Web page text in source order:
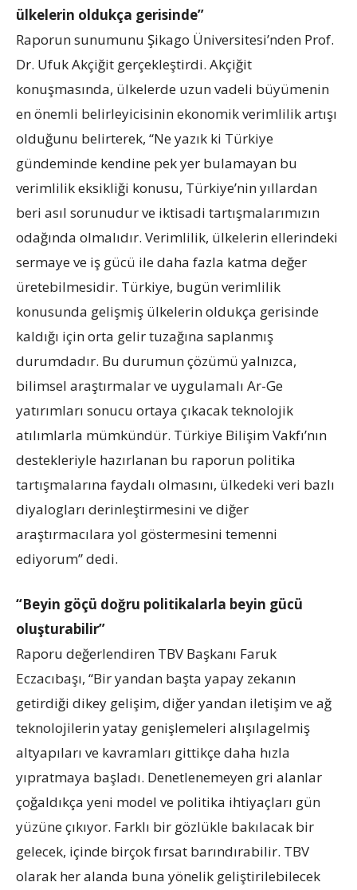
ülkelerin oldukça gerisinde”
Raporun sunumunu Şikago Üniversitesi’nden Prof.
Dr. Ufuk Akçiğit gerçekleştirdi. Akçiğit
konuşmasında, ülkelerde uzun vadeli büyümenin
en önemli belirleyicisinin ekonomik verimlilik artışı
olduğunu belirterek, “Ne yazık ki Türkiye
gündeminde kendine pek yer bulamayan bu
verimlilik eksikliği konusu, Türkiye’nin yıllardan
beri asıl sorunudur ve iktisadi tartışmalarımızın
odağında olmalıdır. Verimlilik, ülkelerin ellerindeki
sermaye ve iş gücü ile daha fazla katma değer
üretebilmesidir. Türkiye, bugün verimlilik
konusunda gelişmiş ülkelerin oldukça gerisinde
kaldığı için orta gelir tuzağına saplanmış
durumdadır. Bu durumun çözümü yalnızca,
bilimsel araştırmalar ve uygulamalı Ar-Ge
yatırımları sonucu ortaya çıkacak teknolojik
atılımlarla mümkündür. Türkiye Bilişim Vakfı’nın
destekleriyle hazırlanan bu raporun politika
tartışmalarına faydalı olmasını, ülkedeki veri bazlı
diyalogları derinleştirmesini ve diğer
araştırmacılara yol göstermesini temenni
ediyorum” dedi.
“Beyin göçü doğru politikalarla beyin gücü
oluşturabilir”
Raporu değerlendiren TBV Başkanı Faruk
Eczacıbaşı, “Bir yandan başta yapay zekanın
getirdiği dikey gelişim, diğer yandan iletişim ve ağ
teknolojilerin yatay genişlemeleri alışılagelmiş
altyapıları ve kavramları gittikçe daha hızla
yıpratmaya başladı. Denetlenemeyen gri alanlar
çoğaldıkça yeni model ve politika ihtiyaçları gün
yüzüne çıkıyor. Farklı bir gözlükle bakılacak bir
gelecek, içinde birçok fırsat barındırabilir. TBV
olarak her alanda buna yönelik geliştirilebilecek